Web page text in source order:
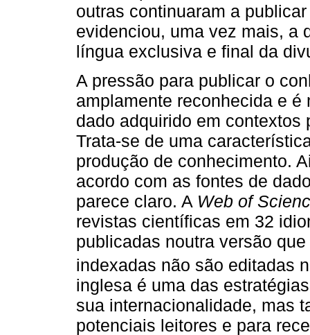
outras continuaram a
evidenciou, uma vez mais, a
língua exclusiva e final da
A pressão para publicar o
amplamente reconhecida e
dado adquirido em contextos
Trata-se de uma
produção de conhecimento.
acordo com as fontes de
parece claro. A Web of
revistas científicas em 32
publicadas noutra versão
indexadas não são editadas
inglesa é uma das
sua internacionalidade, mas
potenciais leitores e para